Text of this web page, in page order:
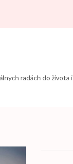
radách do života